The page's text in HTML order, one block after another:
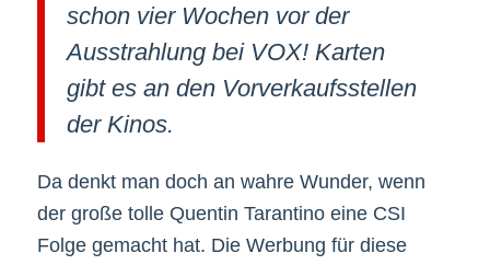
schon vier Wochen vor der
Ausstrahlung bei VOX! Karten
gibt es an den Vorverkaufsstellen
der Kinos.
Da denkt man doch an wahre Wunder, wenn
der große tolle Quentin Tarantino eine CSI
Folge gemacht hat. Die Werbung für diese